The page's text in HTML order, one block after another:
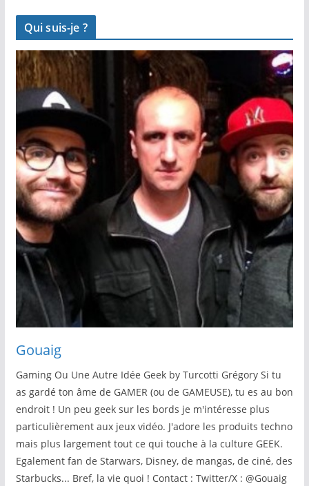
Qui suis-je ?
Gouaig
Gaming Ou Une Autre Idée Geek by Turcotti Grégory Si tu
as gardé ton âme de GAMER (ou de GAMEUSE), tu es au bon
endroit ! Un peu geek sur les bords je m'intéresse plus
particulièrement aux jeux vidéo. J'adore les produits techno
mais plus largement tout ce qui touche à la culture GEEK.
Egalement fan de Starwars, Disney, de mangas, de ciné, des
Starbucks... Bref, la vie quoi ! Contact : Twitter/X : @Gouaig